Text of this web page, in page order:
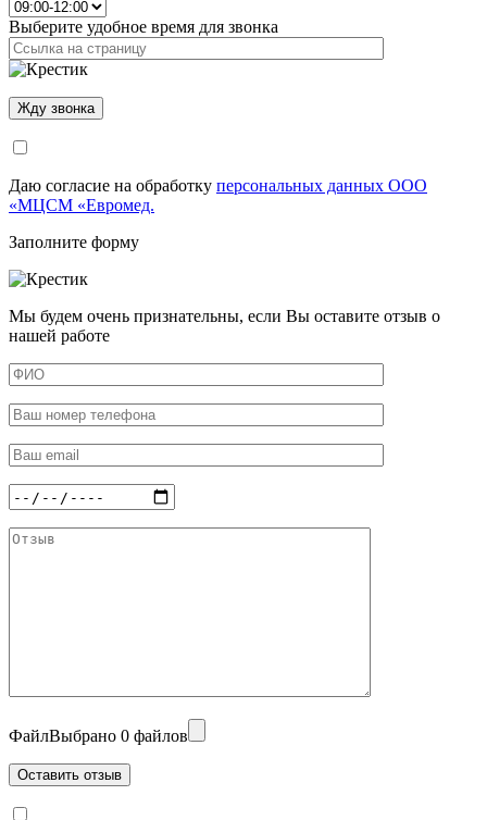
Выберите удобное время для звонка
Даю согласие на обработку персональных данных ООО
«МЦСМ «Евромед.
Заполните форму
Мы будем очень признательны, если Вы оставите отзыв о
нашей работе
ФайлВыбрано 0 файлов